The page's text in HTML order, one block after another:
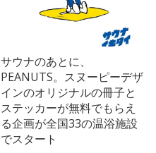
サウナのあとに、
PEANUTS。スヌーピーデザ
インのオリジナルの冊子と
ステッカーが無料でもらえ
る企画が全国33の温浴施設
でスタート